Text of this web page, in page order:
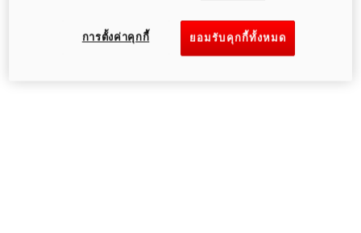
ยอมรับคุกกี้ทั้งหมด
การตั้งค่าคุกกี้